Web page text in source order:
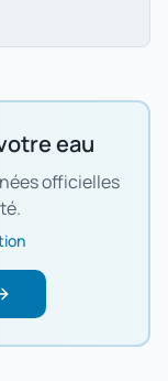
eau
officielles